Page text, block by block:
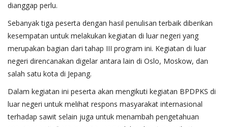
dianggap perlu.
Sebanyak tiga peserta dengan hasil penulisan terbaik diberikan
kesempatan untuk melakukan kegiatan di luar negeri yang
merupakan bagian dari tahap III program ini. Kegiatan di luar
negeri direncanakan digelar antara lain di Oslo, Moskow, dan
salah satu kota di Jepang.
Dalam kegiatan ini peserta akan mengikuti kegiatan BPDPKS di
luar negeri untuk melihat respons masyarakat internasional
terhadap sawit selain juga untuk menambah pengetahuan